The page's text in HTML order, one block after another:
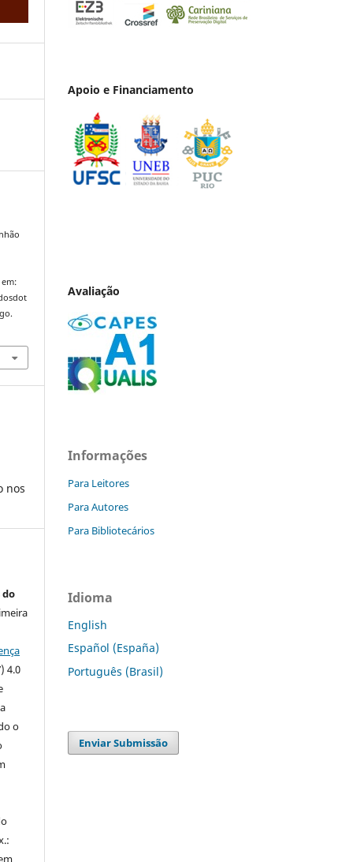
em:
nos
do
4.0
o
Apoio e Financiamento
Avaliação
Informações
Para Leitores
Para Autores
Para Bibliotecários
Idioma
English
Español (España)
Português (Brasil)
Enviar Submissão